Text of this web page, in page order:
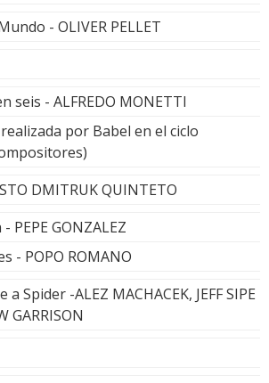
- OLIVER PELLET
seis - ALFREDO MONETTI
por Babel en el ciclo
DMITRUK QUINTETO
PEPE GONZALEZ
- POPO ROMANO
a Spider -ALEZ MACHACEK, JEFF SIPE
GARRISON